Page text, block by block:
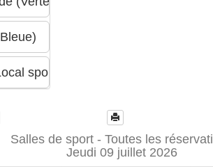
Salles de sport - Toutes les
Jeudi 09 juillet 2026